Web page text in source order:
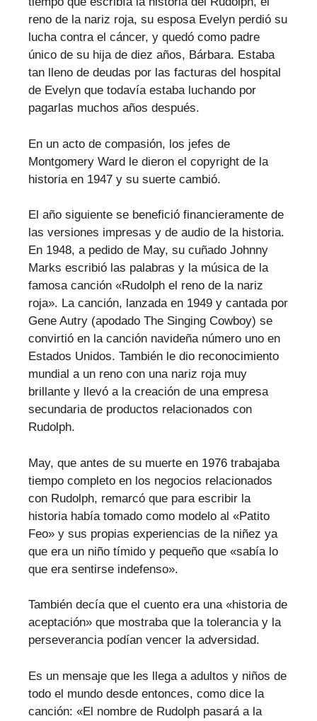
reno de la nariz roja, su esposa Evelyn perdió su
lucha contra el cáncer, y quedó como padre
único de su hija de diez años, Bárbara. Estaba
tan lleno de deudas por las facturas del hospital
de Evelyn que todavía estaba luchando por
pagarlas muchos años después.
En un acto de compasión, los jefes de
Montgomery Ward le dieron el copyright de la
historia en 1947 y su suerte cambió.
El año siguiente se benefició financieramente de
las versiones impresas y de audio de la historia.
En 1948, a pedido de May, su cuñado Johnny
Marks escribió las palabras y la música de la
famosa canción «Rudolph el reno de la nariz
roja». La canción, lanzada en 1949 y cantada por
Gene Autry (apodado The Singing Cowboy) se
convirtió en la canción navideña número uno en
Estados Unidos. También le dio reconocimiento
mundial a un reno con una nariz roja muy
brillante y llevó a la creación de una empresa
secundaria de productos relacionados con
Rudolph.
May, que antes de su muerte en 1976 trabajaba
tiempo completo en los negocios relacionados
con Rudolph, remarcó que para escribir la
historia había tomado como modelo al «Patito
Feo» y sus propias experiencias de la niñez ya
que era un niño tímido y pequeño que «sabía lo
que era sentirse indefenso».
También decía que el cuento era una «historia de
aceptación» que mostraba que la tolerancia y la
perseverancia podían vencer la adversidad.
Es un mensaje que les llega a adultos y niños de
todo el mundo desde entonces, como dice la
canción: «El nombre de Rudolph pasará a la